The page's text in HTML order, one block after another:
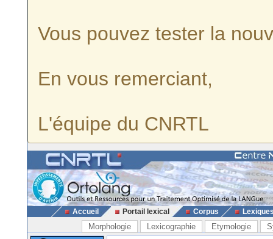
Vous pouvez tester la
En vous remerciant,
L'équipe du CNRTL
Accueil Portail lexical Corpus
Morphologie Lexicographie Etymologie